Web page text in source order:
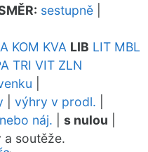
sestupně
KOM KVA LIB LIT MBL
TRI VIT ZLN
výhry v prodl.
náj. s nulou
soutěže.